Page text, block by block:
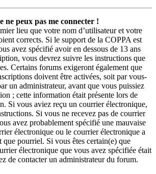
ne peux pas me connecter !
lieu que votre nom d’utilisateur et votre
corrects. Si le support de la COPPA est
avez spécifié avoir en dessous de 13 ans
vous devrez suivre les instructions que
Certains forums exigeront également que
doivent être activées, soit par vous-
un administrateur, avant que vous puissiez
; cette information était présente lors de
Si vous aviez reçu un courrier électronique,
Si vous ne recevez pas de courrier
avez probablement spécifié une mauvaise
électronique ou le courrier électronique a
que pourriel. Si vous êtes certain(e) que
électronique que vous avez spécifiée était
de contacter un administrateur du forum.